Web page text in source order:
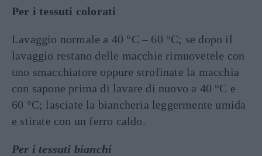
Per i tessuti colorati
Lavaggio normale a 40 °C – 60 °C; se dopo il
lavaggio restano delle macchie rimuovetele con
uno smacchiatore oppure strofinate la macchia
con sapone prima di lavare di nuovo a 40 °C e
60 °C; lasciate la biancheria leggermente umida
e stirate con un ferro caldo.
Per i tessuti bianchi